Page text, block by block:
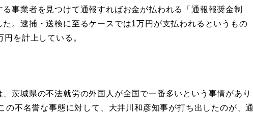
事業者を見つけて通報すればお金が払われる「通報報奨金制
。逮捕・送検に至るケースでは1万円が支払われるというもの
を計上している。
、茨城県の不法就労の外国人が全国で一番多いという事情があり
の不名誉な事態に対して、大井川和彦知事が打ち出したのが、通